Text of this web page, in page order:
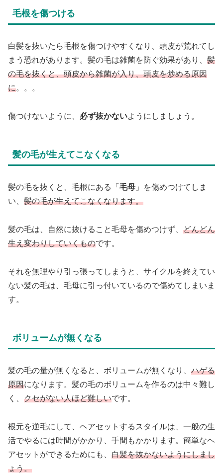
毛根を傷つける
白髪を抜いたら毛根を傷つけやすくなり、頭皮が荒れてし
まう恐れがあります。髪の毛は雑菌を防ぐ効果があり、 髪
の毛を抜くと、頭皮から雑菌が入り、頭皮を炒める原因
に。。。
傷つけないように、 必ず抜かないようにしましょう。
髪の毛が生えてこなくなる
髪の毛を抜くと、毛根にある「 毛母 」を傷めつけてしま
い、 髪の毛が生えてこなくなります。
髪の毛は、自然に抜けること毛母を傷めつけず、 どんどん
生え変わりしていくものです。
それを無理やり引っ張ってしまうと、サイクルを終えてい
ない髪の毛は、毛母に引っ付いているので傷めてしまいま
す。
ボリュームが無くなる
髪の毛の量が無くなると、ボリュームが無くなり、 ハゲる
原因になります。髪の毛のボリュームを作るのは中々難し
く、 クセがない人ほど難しいです。
根元を逆毛にして、ヘアセットするスタイルは、一般の生
活でやるには時間がかかり、手間もかかります。簡単なヘ
アセットができるためにも、 白髪を抜かないようにしまし
ょう。